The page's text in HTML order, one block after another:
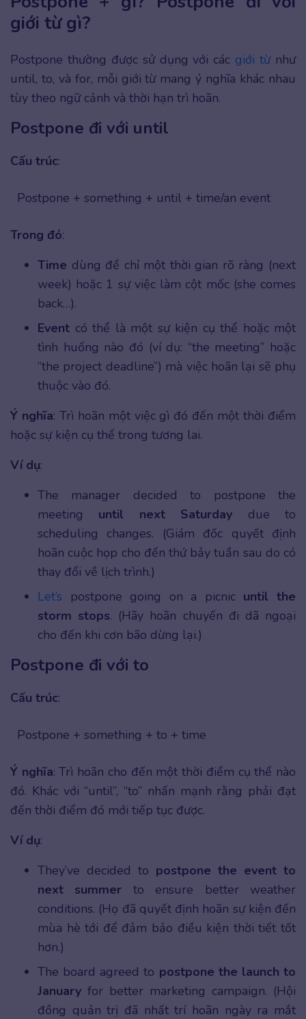
giới từ gì?
Postpone thường được sử dụng với các giới từnhư
until, to, và for, mỗi giới từ mang ý nghĩa khác nhau
tùy theo ngữ cảnh và thời hạn trì hoãn.
Postpone đi với until
Cấu trúc:
Postpone + something + until + time/an event
Trong đó:
Time dùng để chỉ một thời gian rõ ràng (next
week) hoặc 1 sự việc làm cột mốc (she comes
back…).
Event có thể là một sự kiện cụ thể hoặc một
tình huống nào đó (ví dụ: “the meeting” hoặc
“the project deadline”) mà việc hoãn lại sẽ phụ
thuộc vào đó.
Ý nghĩa: Trì hoãn một việc gì đó đến một thời điểm
hoặc sự kiện cụ thể trong tương lai.
Ví dụ:
The manager decided to postpone the
meeting until next Saturday due to
scheduling changes. (Giám đốc quyết định
hoãn cuộc họp cho đến thứ bảy tuần sau do có
thay đổi về lịch trình.)
Let’s postpone going on a picnicuntil the
storm stops. (Hãy hoãn chuyến đi dã ngoại
cho đến khi cơn bão dừng lại.)
Postpone đi với to
Cấu trúc:
Postpone + something + to + time
Ý nghĩa: Trì hoãn cho đến một thời điểm cụ thể nào
đó. Khác với “until”, “to” nhấn mạnh rằng phải đạt
đến thời điểm đó mới tiếp tục được.
Ví dụ:
They’ve decided to postpone the event to
next summer to ensure better weather
conditions. (Họ đã quyết định hoãn sự kiện đến
mùa hè tới để đảm bảo điều kiện thời tiết tốt
hơn.)
The board agreed to postpone the launch to
January for better marketing campaign. (Hội
đồng quản trị đã nhất trí hoãn ngày ra mắt